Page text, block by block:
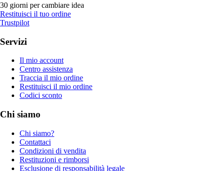
30 giorni per cambiare idea
Restituisci il tuo ordine
Trustpilot
Servizi
Il mio account
Centro assistenza
Traccia il mio ordine
Restituisci il mio ordine
Codici sconto
Chi siamo
Chi siamo?
Contattaci
Condizioni di vendita
Restituzioni e rimborsi
Esclusione di responsabilità legale